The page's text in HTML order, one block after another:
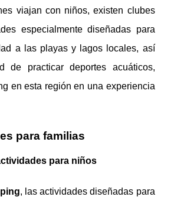
viajan con niños, existen clubes
especialmente diseñadas para
a las playas y lagos locales, así
de practicar deportes acuáticos,
en esta región en una experiencia
para familias
para niños
, las actividades diseñadas para